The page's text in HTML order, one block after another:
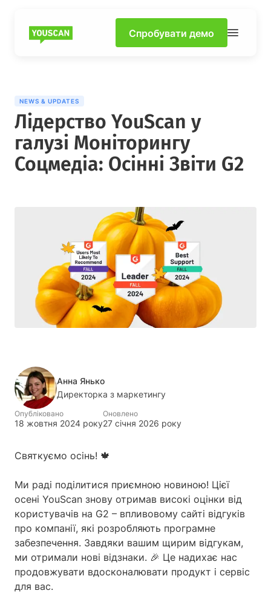
Спробувати демо
NEWS & UPDATES
Лідерство YouScan у
галузі Моніторингу
Соцмедіа: Осінні Звіти G2
Анна Янько
Директорка з маркетингу
Опубліковано
18 жовтня 2024 року
Оновлено
27 січня 2026 року
Святкуємо осінь! 🍁
Ми раді поділитися приємною новиною! Цієї
осені YouScan знову отримав високі оцінки від
користувачів на G2 – впливовому сайті відгуків
про компанії, які розробляють програмне
забезпечення. Завдяки вашим щирим відгукам,
ми отримали нові відзнаки. 🎉 Це надихає нас
продовжувати вдосконалювати продукт і сервіс
для вас.